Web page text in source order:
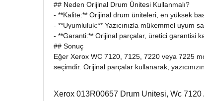
## Neden Orijinal Drum Ünitesi Kullanmalı?
- **Kalite:** Orijinal drum üniteleri, en yüksek
- **Uyumluluk:** Yazıcınızla mükemmel uyum
- **Garanti:** Orijinal parçalar, üretici garantisi
## Sonuç
Eğer Xerox WC 7120, 7125, 7220 veya 7225
seçimdir. Orijinal parçalar kullanarak,
Xerox 013R00657 Drum Unitesi, Wc